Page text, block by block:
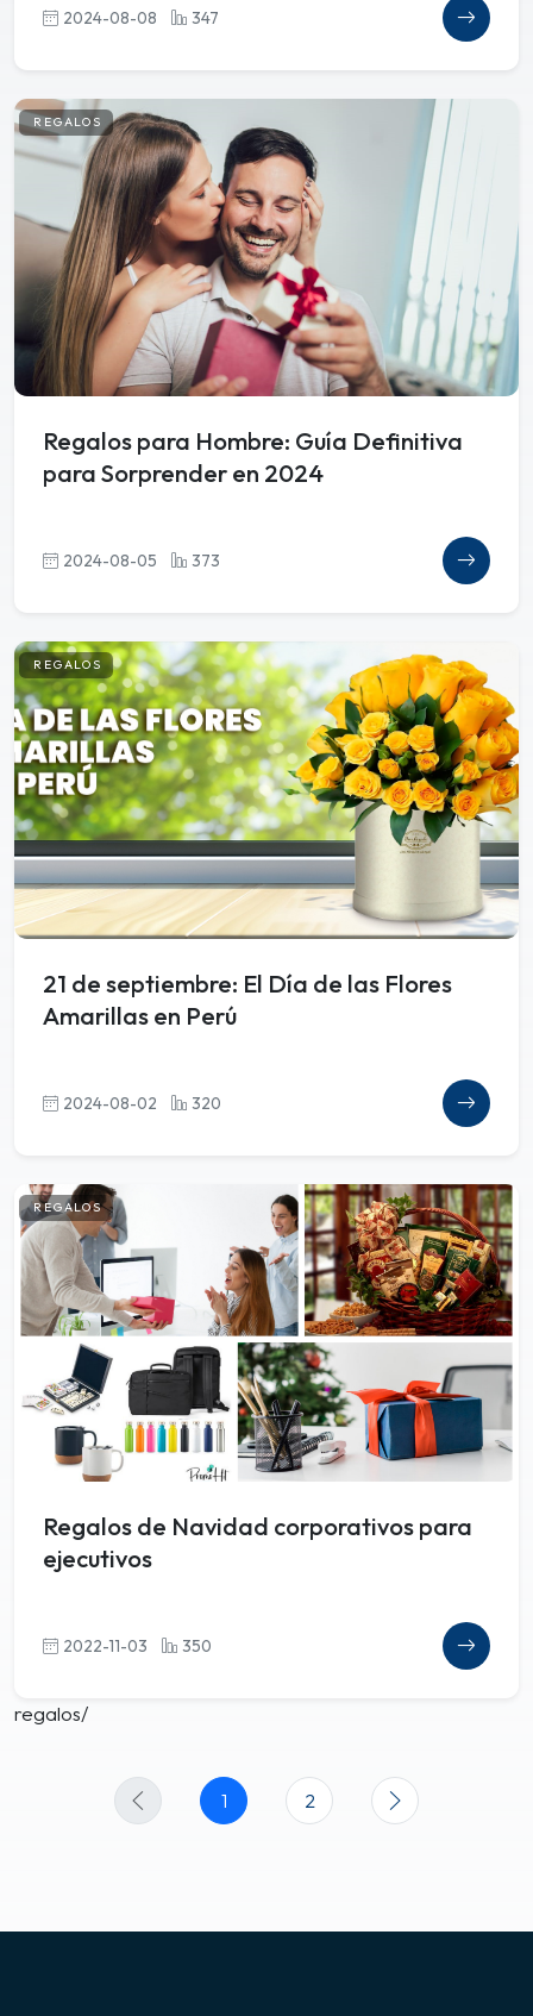
2024-08-08 347
REGALOS
Regalos para Hombre: Guía Definitiva
para Sorprender en 2024
2024-08-05 373
REGALOS
21 de septiembre: El Día de las Flores
Amarillas en Perú
2024-08-02 320
REGALOS
Regalos de Navidad corporativos para
ejecutivos
2022-11-03 350
regalos/
1 2